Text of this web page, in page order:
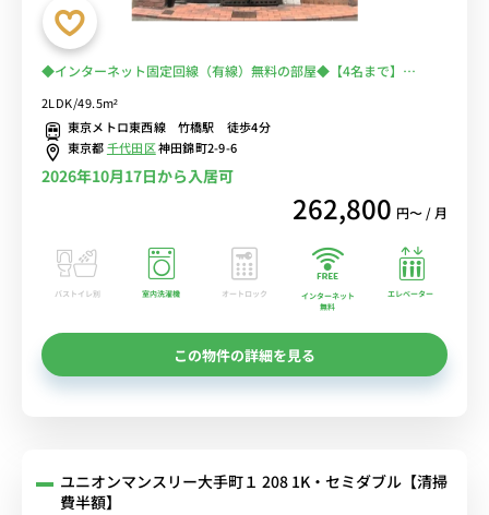
◆インターネット固定回線（有線）無料の部屋◆【4名まで】
【2LDK｜49.5㎡】東京駅までも徒歩圏内/ベッド2台あり
2LDK/49.5m²
東京メトロ東西線 竹橋駅 徒歩4分
東京都千代田区神田錦町2-9-6
2026年10月17日から入居可
262,800 円〜 / 月
バストイレ別 室内洗濯機 オートロック
インターネット
無料
エレベーター
この物件の詳細を見る
ユニオンマンスリー大手町１ 208 1K・セミダブル【清掃
費半額】